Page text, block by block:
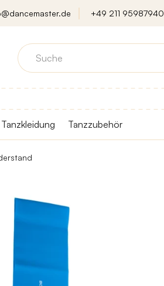
+49 211 95987940
Tanzkleidung Tanzzubehör